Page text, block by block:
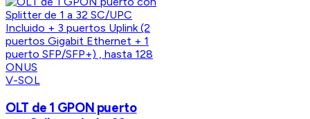
V-SOL
OLT de 1 GPON puerto